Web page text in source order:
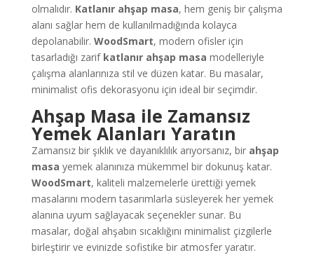
olmalıdır. Katlanır ahşap masa, hem geniş bir çalışma
alanı sağlar hem de kullanılmadığında kolayca
depolanabilir. WoodSmart, modern ofisler için
tasarladığı zarif katlanır ahşap masa modelleriyle
çalışma alanlarınıza stil ve düzen katar. Bu masalar,
minimalist ofis dekorasyonu için ideal bir seçimdir.
Ahşap Masa ile Zamansız
Yemek Alanları Yaratın
Zamansız bir şıklık ve dayanıklılık arıyorsanız, bir ahşap
masa yemek alanınıza mükemmel bir dokunuş katar.
WoodSmart, kaliteli malzemelerle ürettiği yemek
masalarını modern tasarımlarla süsleyerek her yemek
alanına uyum sağlayacak seçenekler sunar. Bu
masalar, doğal ahşabın sıcaklığını minimalist çizgilerle
birleştirir ve evinizde sofistike bir atmosfer yaratır.